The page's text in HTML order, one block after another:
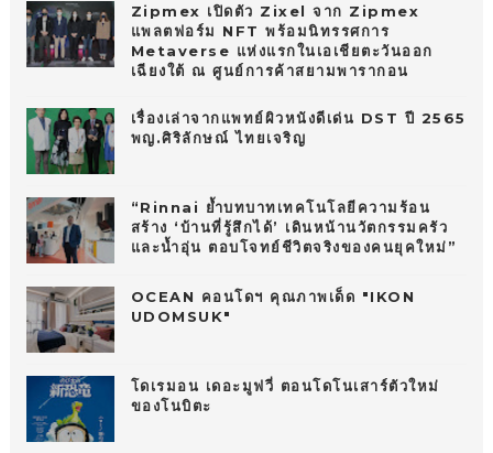
Zipmex เปิดตัว Zixel จาก Zipmex
แพลตฟอร์ม NFT พร้อมนิทรรศการ
Metaverse แห่งแรกในเอเชียตะวันออก
เฉียงใต้ ณ ศูนย์การค้าสยามพารากอน
เรื่องเล่าจากแพทย์ผิวหนังดีเด่น DST ปี 2565
พญ.ศิริลักษณ์ ไทยเจริญ
“Rinnai ย้ำบทบาทเทคโนโลยีความร้อน
สร้าง ‘บ้านที่รู้สึกได้’ เดินหน้านวัตกรรมครัว
และน้ำอุ่น ตอบโจทย์ชีวิตจริงของคนยุคใหม่”
OCEAN คอนโดฯ คุณภาพเด็ด "IKON
UDOMSUK"
โดเรมอน เดอะมูฟวี่ ตอนโดโนเสาร์ตัวใหม่
ของโนบิตะ